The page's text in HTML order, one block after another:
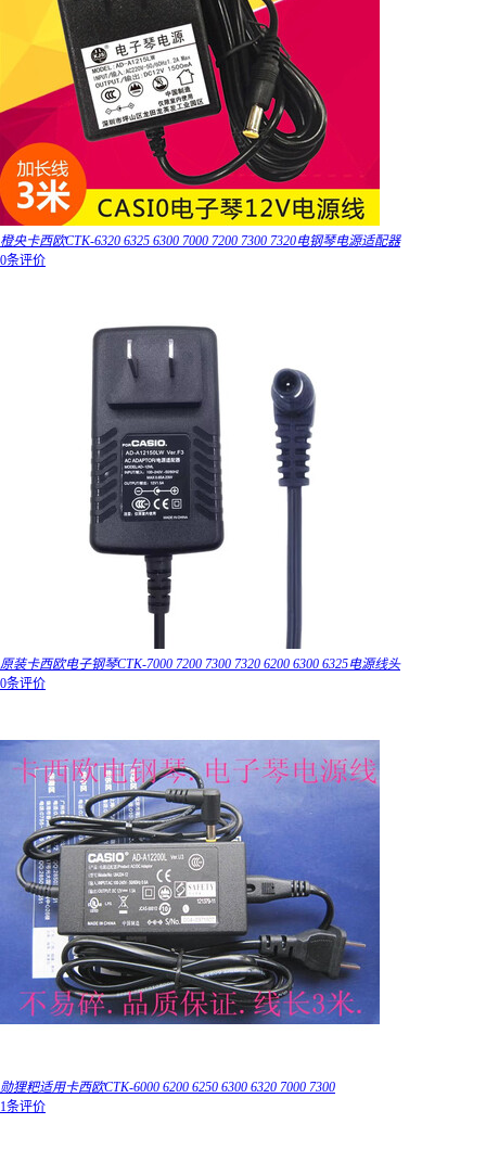
橙央卡西欧CTK-6320 6325 6300 7000 7200 7300 7320电钢琴电源适配器
0条评价
原装卡西欧电子钢琴CTK-7000 7200 7300 7320 6200 6300 6325电源线头
0条评价
勋狸粑适用卡西欧CTK-6000 6200 6250 6300 6320 7000 7300
1条评价